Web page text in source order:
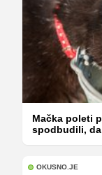
Mačka poleti
spodbudili,
OKUSNO.JE